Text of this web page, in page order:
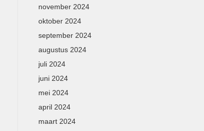
november 2024
oktober 2024
september 2024
augustus 2024
juli 2024
juni 2024
mei 2024
april 2024
maart 2024